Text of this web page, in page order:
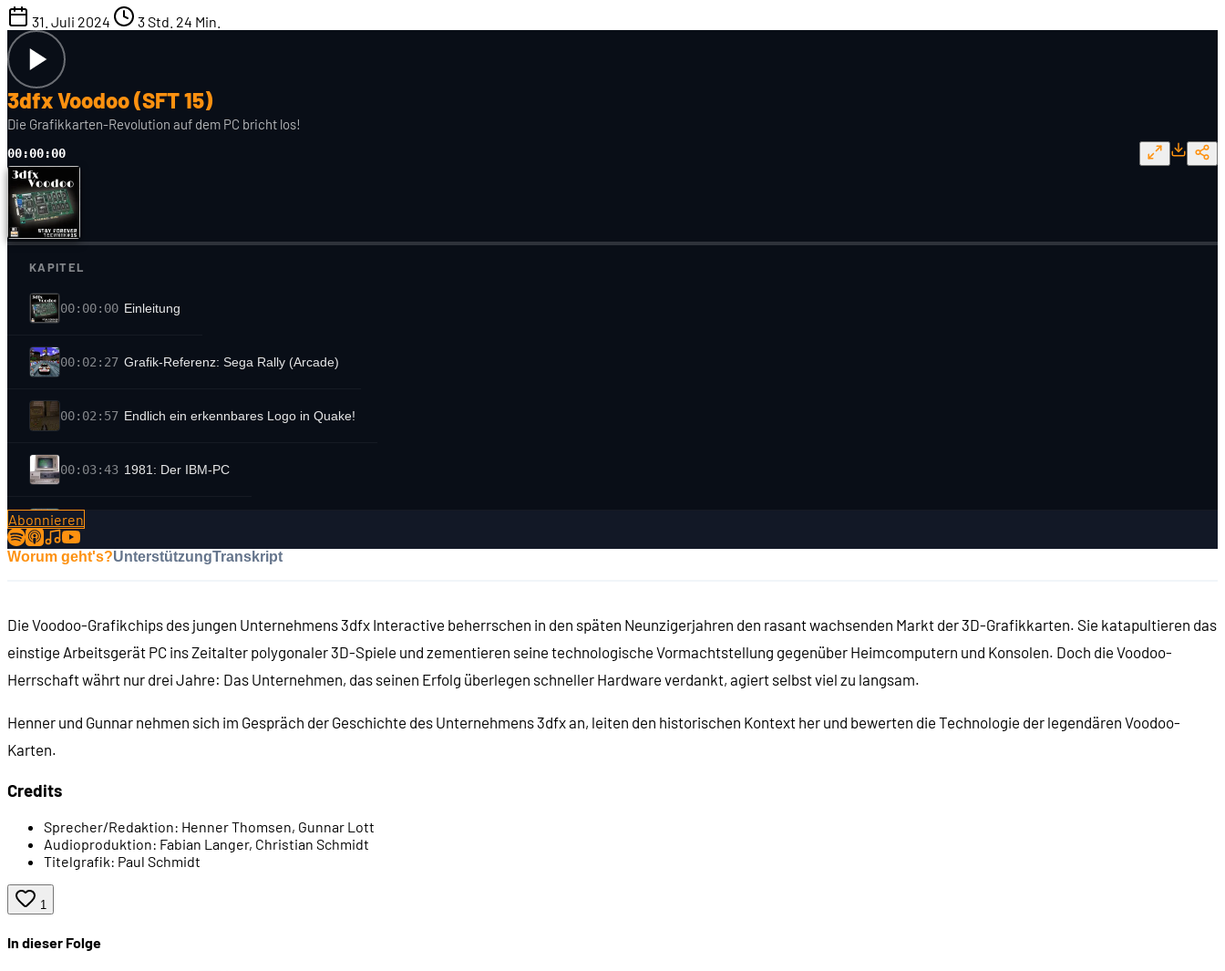
31. Juli 2024 3 Std. 24 Min.
3dfx Voodoo (SFT 15)
Die Grafikkarten-Revolution auf dem PC bricht los!
00:00:00
KAPITEL
00:00:00 Einleitung
00:02:27 Grafik-Referenz: Sega Rally (Arcade)
00:02:57 Endlich ein erkennbares Logo in Quake!
00:03:43 1981: Der IBM-PC
00:06:02
00:07:21 Was ist ein Polygon?
00:08:42 Frühe 3D-Grafik: Drahtgitter-Modelle ...
00:09:46
00:10:44 Ultima Underworld (1992)
00:12:37
Abonnieren
Worum geht's?UnterstützungTranskript
Die Voodoo-Grafikchips des jungen Unternehmens 3dfx Interactive beherrschen in den späten Neunzigerjahren den rasant wachsenden Markt der 3D-Grafikkarten. Sie katapultieren das
einstige Arbeitsgerät PC ins Zeitalter polygonaler 3D-Spiele und zementieren seine technologische Vormachtstellung gegenüber Heimcomputern und Konsolen. Doch die Voodoo-
Herrschaft währt nur drei Jahre: Das Unternehmen, das seinen Erfolg überlegen schneller Hardware verdankt, agiert selbst viel zu langsam.
Henner und Gunnar nehmen sich im Gespräch der Geschichte des Unternehmens 3dfx an, leiten den historischen Kontext her und bewerten die Technologie der legendären Voodoo-
Karten.
Credits
Sprecher/Redaktion: Henner Thomsen, Gunnar Lott
Audioproduktion: Fabian Langer, Christian Schmidt
Titelgrafik: Paul Schmidt
1
In dieser Folge